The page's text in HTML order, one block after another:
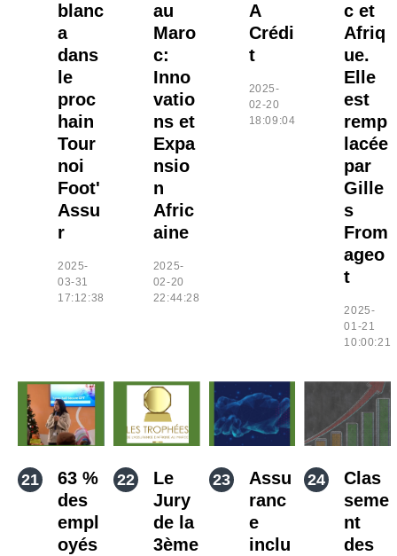
blanc
a
dans
le
proc
hain
Tour
noi
Foot'
Assu
r
2025-
03-31
17:12:38
au
Maro
c:
Inno
vatio
ns et
Expa
nsio
n
Afric
aine
2025-
02-20
22:44:28
A
Crédi
t
2025-
02-20
18:09:04
c et
Afriq
ue.
Elle
est
remp
lacée
par
Gille
s
From
ageo
t
2025-
01-21
10:00:21
63 %
des
empl
oyés
Le
Jury
de la
3ème
Assu
ranc
e
inclu
Clas
seme
nt
des